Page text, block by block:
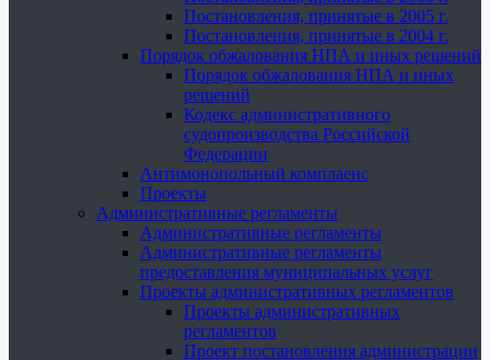
Постановления, принятые в 2005 г.
Постановления, принятые в 2004 г.
Порядок обжалования НПА и иных решений
Порядок обжалования НПА и иных
решений
Кодекс административного
судопроизводства Российской
Федерации
Антимонопольный комплаенс
Проекты
Административные регламенты
Административные регламенты
Административные регламенты
предоставления муниципальных услуг
Проекты административных регламентов
Проекты административных
регламентов
Проект постановления администрации